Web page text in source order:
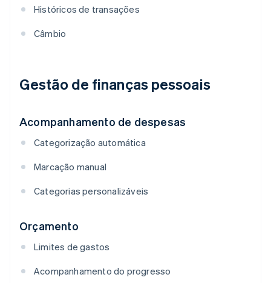
Históricos de transações
Câmbio
Gestão de finanças pessoais
Acompanhamento de despesas
Categorização automática
Marcação manual
Categorias personalizáveis
Orçamento
Limites de gastos
Acompanhamento do progresso